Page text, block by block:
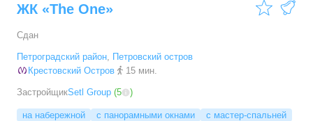
ЖК «The One»
Сдан
Петроградский район, Петровский остров
Крестовский Остров
15 мин.
ЗастройщикSetl Group (5 )
на набережной с панорамными окнами
с мастер-спальней